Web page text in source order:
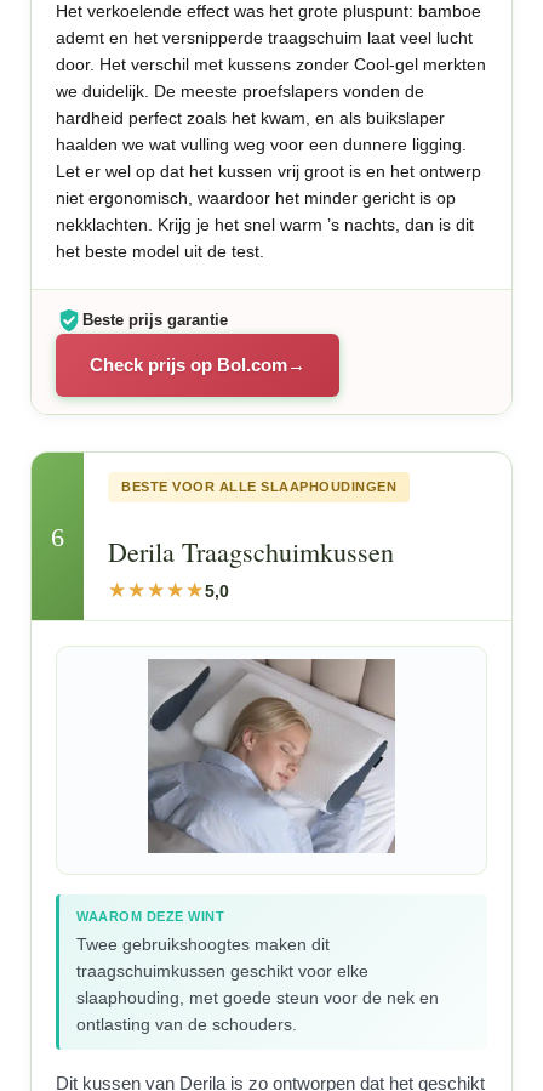
Het verkoelende effect was het grote pluspunt: bamboe
ademt en het versnipperde traagschuim laat veel lucht
door. Het verschil met kussens zonder Cool-gel merkten
we duidelijk. De meeste proefslapers vonden de
hardheid perfect zoals het kwam, en als buikslaper
haalden we wat vulling weg voor een dunnere ligging.
Let er wel op dat het kussen vrij groot is en het ontwerp
niet ergonomisch, waardoor het minder gericht is op
nekklachten. Krijg je het snel warm ’s nachts, dan is dit
het beste model uit de test.
Beste prijs garantie
Check prijs op Bol.com
6
BESTE VOOR ALLE SLAAPHOUDINGEN
Derila Traagschuimkussen
5,0
WAAROM DEZE WINT
Twee gebruikshoogtes maken dit
traagschuimkussen geschikt voor elke
slaaphouding, met goede steun voor de nek en
ontlasting van de schouders.
Dit kussen van Derila is zo ontworpen dat het geschikt